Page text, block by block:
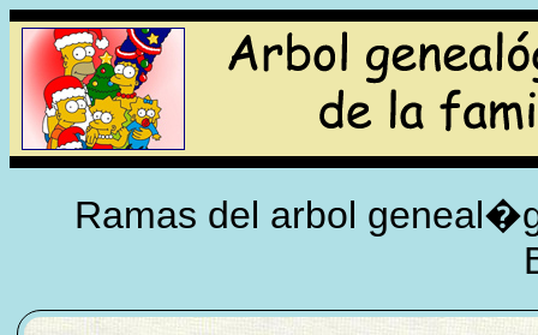
Ramas del arbol